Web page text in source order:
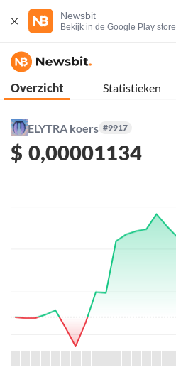
Newsbit
Bekijk in de Google Play store
Overzicht Statistieken
ELYTRA koers #9917
$ 0,00001134